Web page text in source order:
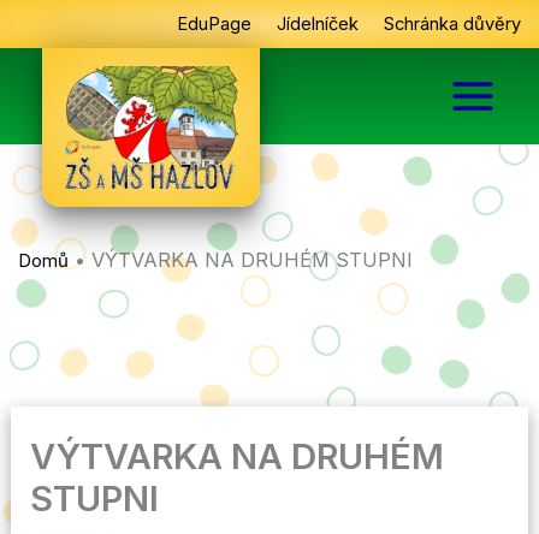
na
EduPage Jídelníček Schránka důvěry
Domů • VÝTVARKA NA DRUHÉM STUPNI
VÝTVARKA NA DRUHÉM
STUPNI